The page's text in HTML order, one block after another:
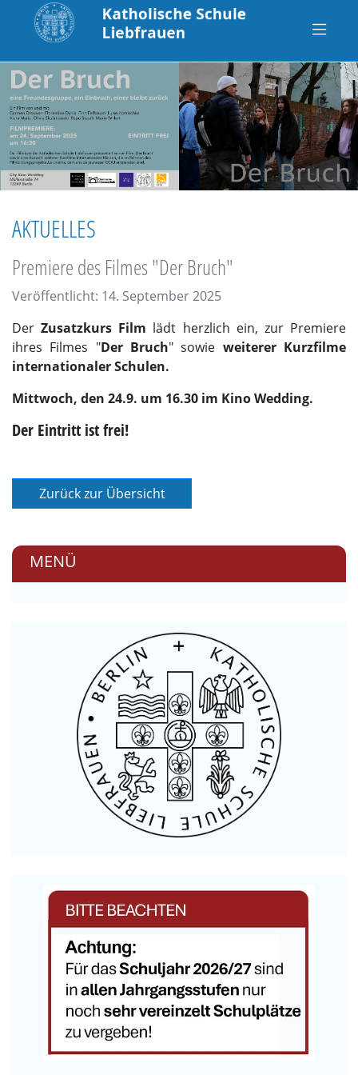
AKTUELLES
Premiere des Filmes "Der Bruch"
Veröffentlicht: 14. September 2025
DerZusatzkurs Film lädt herzlich ein, zur Premiere
ihres Filmes "Der Bruch" sowie weiterer Kurzfilme
internationaler Schulen.
Mittwoch, den 24.9. um 16.30 im Kino Wedding.
Der Eintritt ist frei!
MENÜ